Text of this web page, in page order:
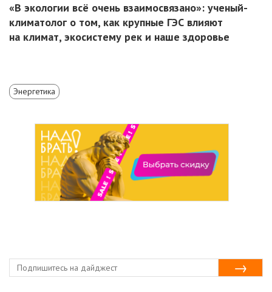
«В экологии всё очень взаимосвязано»: ученый-
климатолог о том, как крупные ГЭС влияют
на климат, экосистему рек и наше здоровье
Энергетика